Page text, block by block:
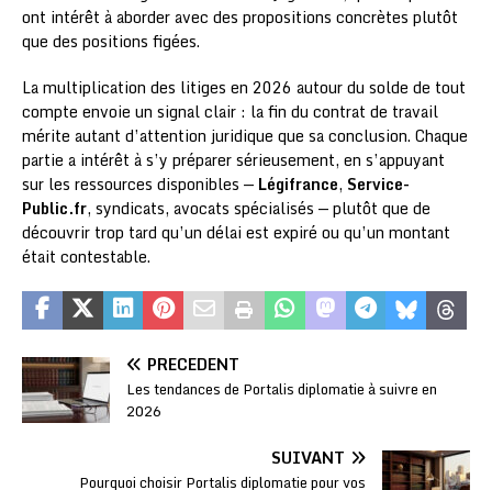
ont intérêt à aborder avec des propositions concrètes plutôt
que des positions figées.
La multiplication des litiges en 2026 autour du solde de tout
compte envoie un signal clair : la fin du contrat de travail
mérite autant d’attention juridique que sa conclusion. Chaque
partie a intérêt à s’y préparer sérieusement, en s’appuyant
sur les ressources disponibles — Légifrance, Service-
Public.fr, syndicats, avocats spécialisés — plutôt que de
découvrir trop tard qu’un délai est expiré ou qu’un montant
était contestable.
PRÉCÉDENT
Les tendances de Portalis diplomatie à suivre en
2026
SUIVANT
Pourquoi choisir Portalis diplomatie pour vos